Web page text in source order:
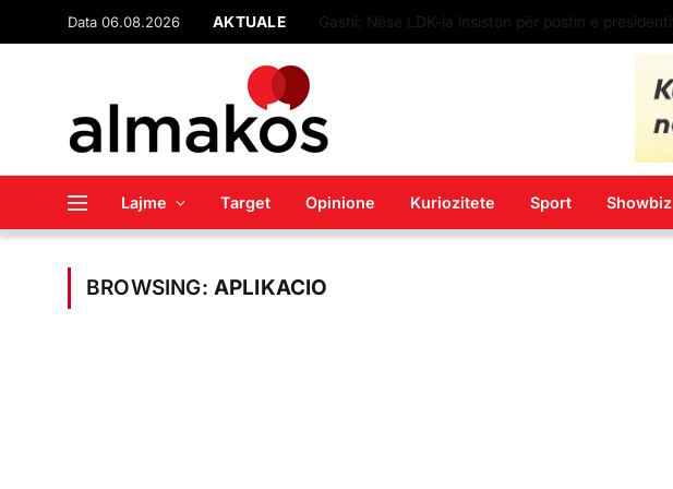
Data 06.08.2026 AKTUALE
Lajme Target Opinione Kuriozitete Sport Showbiz
BROWSING: APLIKACIO